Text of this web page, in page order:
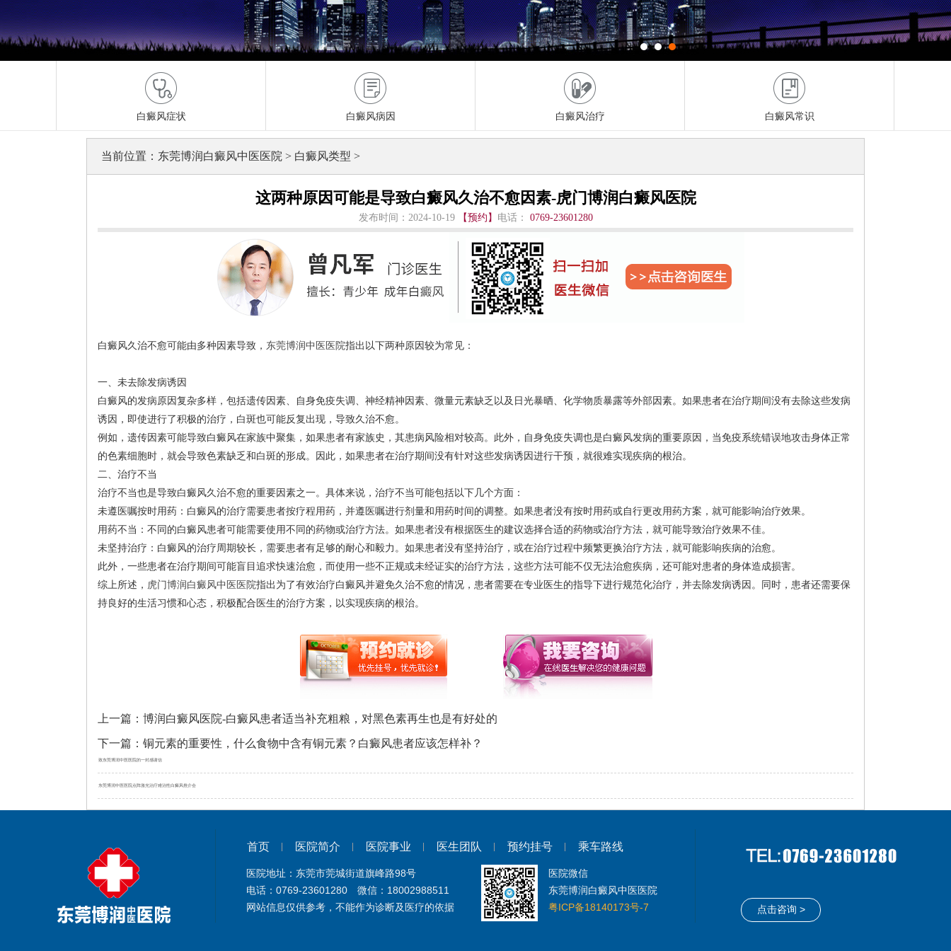
白癜风症状 白癜风病因 白癜风治疗 白癜风常识
当前位置： 东莞博润白癜风中医医院 > 白癜风类型 >
这两种原因可能是导致白癜风久治不愈因素-虎门博润白癜风医院
发布时间：2024-10-19 【预约】 电话： 0769-23601280
白癜风久治不愈可能由多种因素导致， 东莞博润中医医院指出以下两种原因较为常见：
一、未去除发病诱因
白癜风的发病原因复杂多样，包括遗传因素、自身免疫失调、神经精神因素、微量元素缺乏以及日光暴晒、化学物质暴露等外部因素。如果患者在治疗期间没有去除这些发病
诱因，即使进行了积极的治疗，白斑也可能反复出现，导致久治不愈。
例如，遗传因素可能导致白癜风在家族中聚集，如果患者有家族史，其患病风险相对较高。此外，自身免疫失调也是白癜风发病的重要原因，当免疫系统错误地攻击身体正常
的色素细胞时，就会导致色素缺乏和白斑的形成。因此，如果患者在治疗期间没有针对这些发病诱因进行干预，就很难实现疾病的根治。
二、治疗不当
治疗不当也是导致白癜风久治不愈的重要因素之一。具体来说，治疗不当可能包括以下几个方面：
未遵医嘱按时用药：白癜风的治疗需要患者按疗程用药，并遵医嘱进行剂量和用药时间的调整。如果患者没有按时用药或自行更改用药方案，就可能影响治疗效果。
用药不当：不同的白癜风患者可能需要使用不同的药物或治疗方法。如果患者没有根据医生的建议选择合适的药物或治疗方法，就可能导致治疗效果不佳。
未坚持治疗：白癜风的治疗周期较长，需要患者有足够的耐心和毅力。如果患者没有坚持治疗，或在治疗过程中频繁更换治疗方法，就可能影响疾病的治愈。
此外，一些患者在治疗期间可能盲目追求快速治愈，而使用一些不正规或未经证实的治疗方法，这些方法可能不仅无法治愈疾病，还可能对患者的身体造成损害。
综上所述， 虎门博润白癜风中医医院指出为了有效治疗白癜风并避免久治不愈的情况，患者需要在专业医生的指导下进行规范化治疗，并去除发病诱因。同时，患者还需要保
持良好的生活习惯和心态，积极配合医生的治疗方案，以实现疾病的根治。
上一篇： 博润白癜风医院-白癜风患者适当补充粗粮，对黑色素再生也是有好处的
下一篇： 铜元素的重要性，什么食物中含有铜元素？白癜风患者应该怎样补？
致东莞博润中医医院的一封感谢信
东莞博润中医医院点阵激光治疗难治性白癜风推介会
首页 医院简介 医院事业 医生团队 预约挂号 乘车路线
医院地址：东莞市莞城街道旗峰路98号
电话：0769-23601280 微信：18002988511
网站信息仅供参考，不能作为诊断及医疗的依据
医院微信
东莞博润白癜风中医医院
粤ICP备18140173号-7
点击咨询 >